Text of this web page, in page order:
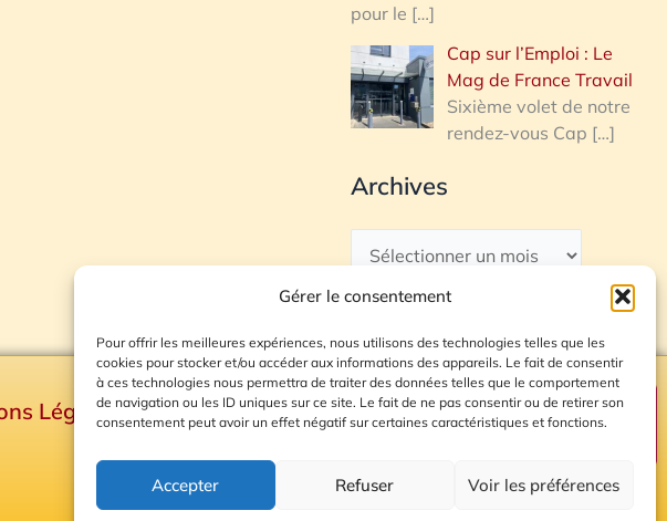
Gérer le consentement
Pour offrir les meilleures expériences, nous utilisons des technologies telles que les
cookies pour stocker et/ou accéder aux informations des appareils. Le fait de consentir
à ces technologies nous permettra de traiter des données telles que le comportement
de navigation ou les ID uniques sur ce site. Le fait de ne pas consentir ou de retirer son
consentement peut avoir un effet négatif sur certaines caractéristiques et fonctions.
Accepter Refuser Voir les préférences
pour le […]
Cap sur l’Emploi : Le
Mag de France Travail
Sixième volet de notre
rendez-vous Cap […]
Archives
Légales
Plan du site